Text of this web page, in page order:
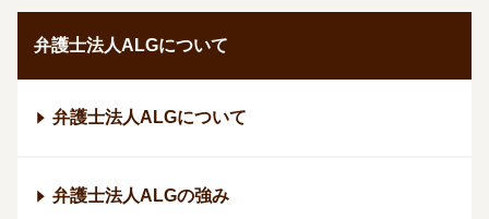
弁護士法人ALGについて
弁護士法人ALGについて
弁護士法人ALGの強み